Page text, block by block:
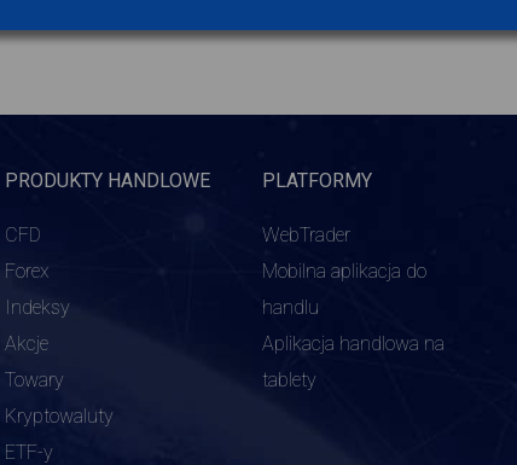
PRODUKTY HANDLOWE
CFD
Forex
Indeksy
Akcje
Towary
Kryptowaluty
ETF-y
PLATFORMY
WebTrader
Mobilna aplikacja do
handlu
Aplikacja handlowa na
tablety